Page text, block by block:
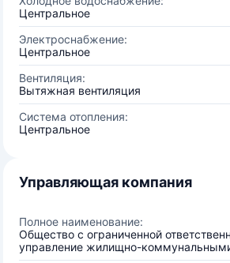
Центральное
Электроснабжение:
Центральное
Вентиляция:
Вытяжная вентиляция
Система отопления:
Центральное
Управляющая компания
Полное наименование:
Общество с ограниченной
управление жилищно-